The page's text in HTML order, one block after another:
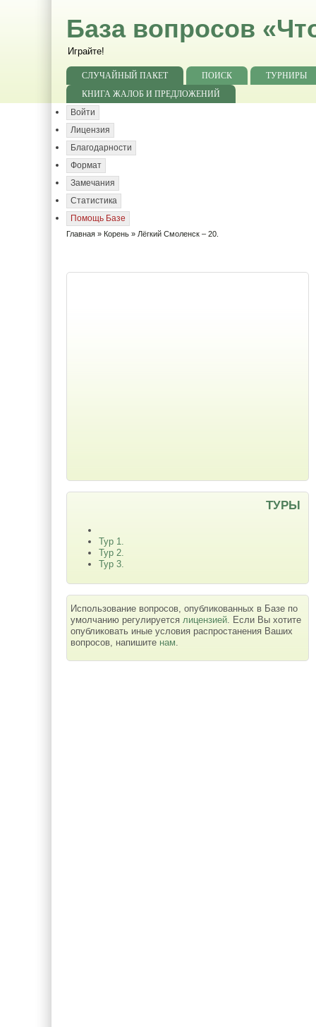
База вопросов
Играйте!
СЛУЧАЙНЫЙ ПАКЕТ ПОИСК
ТУРНИРЫ
КНИГА ЖАЛОБ И ПРЕДЛОЖЕНИЙ
Войти
Лицензия
Благодарности
Формат
Замечания
Статистика
Помощь Базе
Главная » Корень » Лёгкий Смоленск – 20.
ТУРЫ
Тур 1.
Тур 2.
Тур 3.
Использование вопросов, опубликованных в Базе по
умолчанию регулируется лицензией. Если Вы хотите
опубликовать иные условия распростанения Ваших
вопросов, напишите нам.